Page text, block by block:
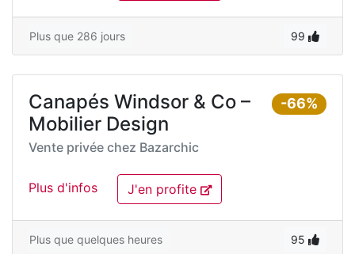
Plus que 286 jours 99
-66%
Canapés Windsor & Co –
Mobilier Design
Vente privée chez Bazarchic
Plus d'infos J'en profite
Plus que quelques heures 95